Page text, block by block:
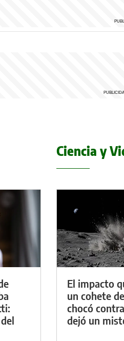
Ciencia y
El impacto
un cohete
chocó
dejó un